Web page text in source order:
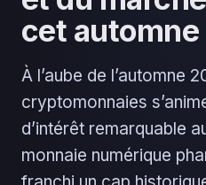
cet automne
À l’aube de l’automne
cryptomonnaies
d’intérêt remarquable
monnaie numérique